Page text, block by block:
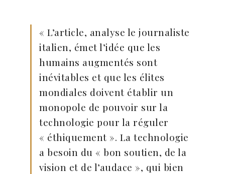
« L’article, analyse le journaliste
italien, émet l’idée que les
humains augmentés sont
inévitables et que les élites
mondiales doivent établir un
monopole de pouvoir sur la
technologie pour la réguler
« éthiquement ». La technologie
a besoin du « bon soutien, de la
vision et de l’audace », qui bien